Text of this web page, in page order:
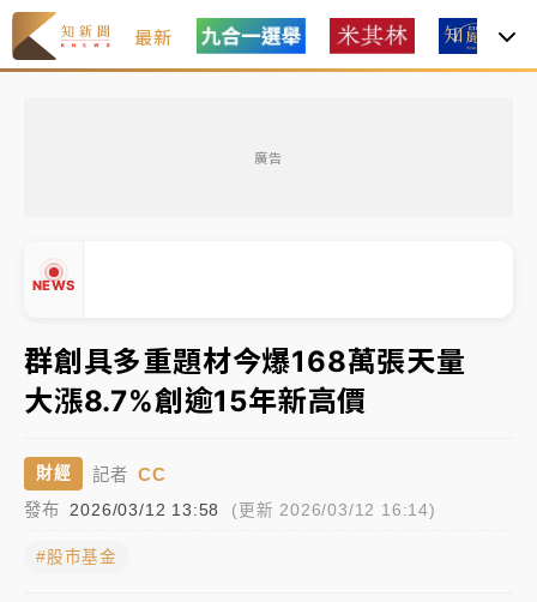
最新
廣告
NEWS
有片｜
連根拔起
中颱白海豚風雨來了！中部以北防豪雨 今晚、明天影
響最劇烈
4800＋拖吊費
油價持續凍漲！ 中油宣布下周一汽柴油價格維持不變
群創具多重題材今爆168萬張天量
大漲8.7%創逾15年新高價
財經 記者 CC
發布 2026/03/12 13:58 (更新 2026/03/12 16:14)
#股市基金